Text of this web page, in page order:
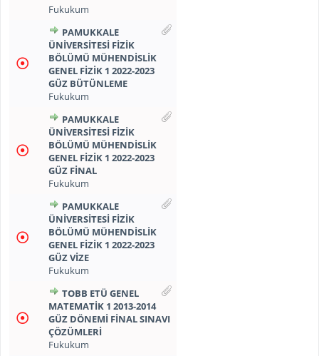
Fukukum
PAMUKKALE
ÜNİVERSİTESİ FİZİK
BÖLÜMÜ MÜHENDİSLİK
GENEL FİZİK 1 2022-2023
GÜZ BÜTÜNLEME
Fukukum
PAMUKKALE
ÜNİVERSİTESİ FİZİK
BÖLÜMÜ MÜHENDİSLİK
GENEL FİZİK 1 2022-2023
GÜZ FİNAL
Fukukum
PAMUKKALE
ÜNİVERSİTESİ FİZİK
BÖLÜMÜ MÜHENDİSLİK
GENEL FİZİK 1 2022-2023
GÜZ VİZE
Fukukum
TOBB ETÜ GENEL
MATEMATİK 1 2013-2014
GÜZ DÖNEMİ FİNAL SINAVI
ÇÖZÜMLERİ
Fukukum